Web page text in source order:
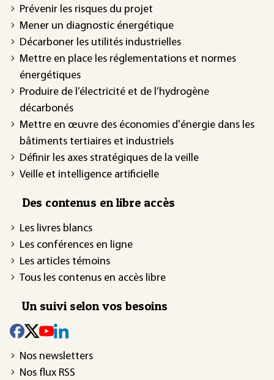
Prévenir les risques du projet
Mener un diagnostic énergétique
Décarboner les utilités industrielles
Mettre en place les réglementations et normes
énergétiques
Produire de l’électricité et de l’hydrogène
décarbonés
Mettre en œuvre des économies d'énergie dans les
bâtiments tertiaires et industriels
Définir les axes stratégiques de la veille
Veille et intelligence artificielle
Des contenus en libre accès
Les livres blancs
Les conférences en ligne
Les articles témoins
Tous les contenus en accès libre
Un suivi selon vos besoins
Nos newsletters
Nos flux RSS